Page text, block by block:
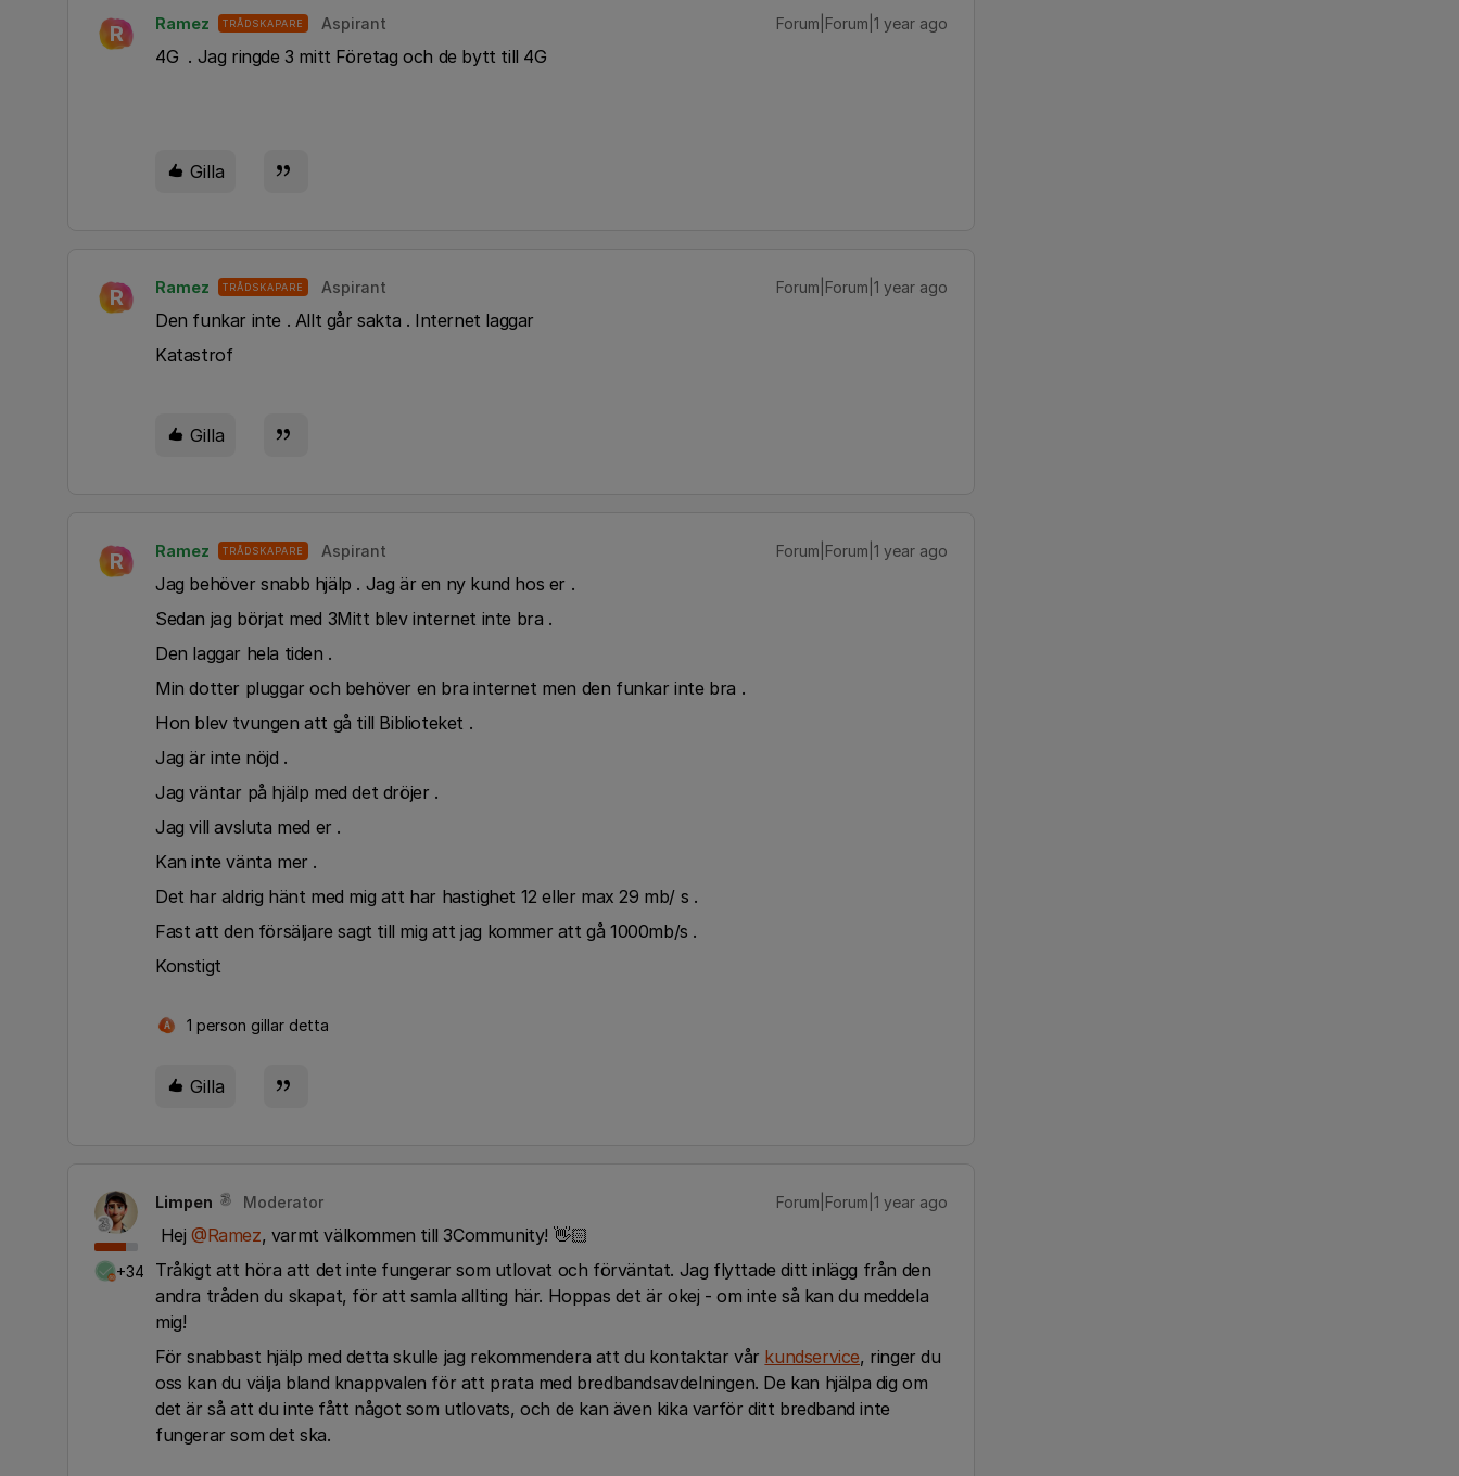
R Ramez TRÅDSKAPARE Aspirant Forum|Forum|1 year ago
4G . Jag ringde 3 mitt Företag och de bytt till 4G
Gilla
R Ramez TRÅDSKAPARE Aspirant Forum|Forum|1 year ago
Den funkar inte . Allt går sakta . Internet laggar
Katastrof
Gilla
R Ramez TRÅDSKAPARE Aspirant Forum|Forum|1 year ago
Jag behöver snabb hjälp . Jag är en ny kund hos er .
Sedan jag börjat med 3Mitt blev internet inte bra .
Den laggar hela tiden .
Min dotter pluggar och behöver en bra internet men den funkar inte bra .
Hon blev tvungen att gå till Biblioteket .
Jag är inte nöjd .
Jag väntar på hjälp med det dröjer .
Jag vill avsluta med er .
Kan inte vänta mer .
Det har aldrig hänt med mig att har hastighet 12 eller max 29 mb/ s .
Fast att den försäljare sagt till mig att jag kommer att gå 1000mb/s .
Konstigt
A 1 person gillar detta
Gilla
+34
Limpen Moderator Forum|Forum|1 year ago
Hej ​ @Ramez, varmt välkommen till 3Community! 👋🏻
Tråkigt att höra att det inte fungerar som utlovat och förväntat. Jag flyttade ditt inlägg från den
andra tråden du skapat, för att samla allting här. Hoppas det är okej - om inte så kan du meddela
mig!
För snabbast hjälp med detta skulle jag rekommendera att du kontaktar vår kundservice, ringer du
oss kan du välja bland knappvalen för att prata med bredbandsavdelningen. De kan hjälpa dig om
det är så att du inte fått något som utlovats, och de kan även kika varför ditt bredband inte
fungerar som det ska.